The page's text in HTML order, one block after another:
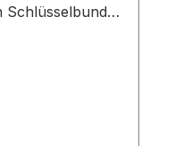
Schlüsselbund